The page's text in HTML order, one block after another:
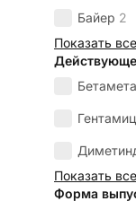
Байер 2
Показать все
Показать все
Форма